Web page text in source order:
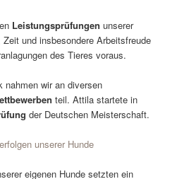
Leistungsprüfungenunserer
und insbesondere Arbeitsfreude
des Tieres voraus.
nahmen wir an diversen
teil. Attila startete in
der Deutschen Meisterschaft.
unserer Hunde
eigenen Hunde setzten ein